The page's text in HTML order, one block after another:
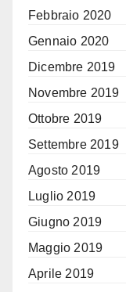
Febbraio 2020
Gennaio 2020
Dicembre 2019
Novembre 2019
Ottobre 2019
Settembre 2019
Agosto 2019
Luglio 2019
Giugno 2019
Maggio 2019
Aprile 2019